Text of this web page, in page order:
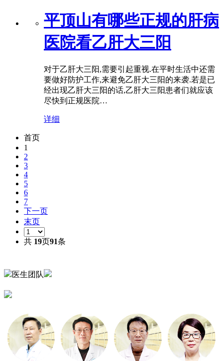
平顶山有哪些正规的肝病
医院看乙肝大三阳
对于乙肝大三阳,需要引起重视.在平时生活中还需
要做好防护工作,来避免乙肝大三阳的来袭.若是已
经出现乙肝大三阳的话,乙肝大三阳患者们就应该
尽快到正规医院…
详细
首页
1
2
3
4
5
6
7
下一页
末页
共 19页91条
医生团队